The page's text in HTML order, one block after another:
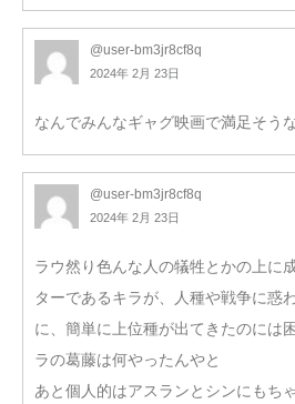
@user-bm3jr8cf8q
2024年 2月 23日
なんでみんなギャグ映画で満足そう
@user-bm3jr8cf8q
2024年 2月 23日
ラウ然り色んな人の犠牲とかの上に
ターであるキラが、人種や戦争に惑
に、簡単に上位種が出てきたのには
ラの葛藤は何やったんやと
あと個人的はアスランとシンにもち